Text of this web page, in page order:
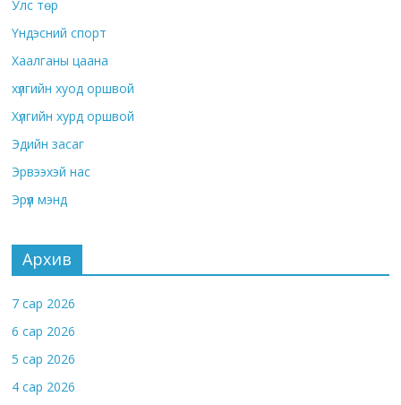
Улс төр
Үндэсний спорт
Хаалганы цаана
хүлгийн хуод оршвой
Хүлгийн хурд оршвой
Эдийн засаг
Эрвээхэй нас
Эрүүл мэнд
Архив
7 сар 2026
6 сар 2026
5 сар 2026
4 сар 2026